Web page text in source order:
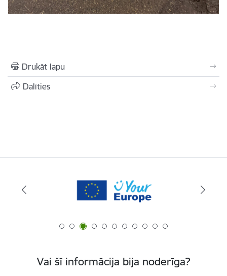
Drukāt lapu
Dalīties
Vai šī informācija bija noderīga?